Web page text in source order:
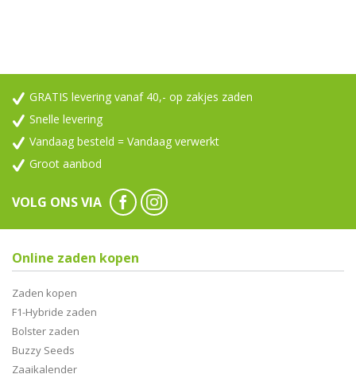
GRATIS levering vanaf 40,- op zakjes zaden
Snelle levering
Vandaag besteld = Vandaag verwerkt
Groot aanbod
VOLG ONS VIA
Online zaden kopen
Zaden kopen
F1-Hybride zaden
Bolster zaden
Buzzy Seeds
Zaaikalender